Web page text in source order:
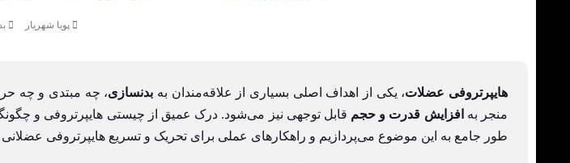
پویا شهریار
هایپرتروفی عضلات، یکی از اهداف اصلی بسیاری از علاقه‌مندان به بدنسازی، چه مبتدی و چه
منجر به افزایش قدرت و حجم قابل توجهی نیز می‌شود. درک عمیق از چیستی هایپرتروفی و
طور جامع به این موضوع می‌پردازیم و راهکارهای عملی برای تحریک و تسریع هایپرتروفی عضلانی